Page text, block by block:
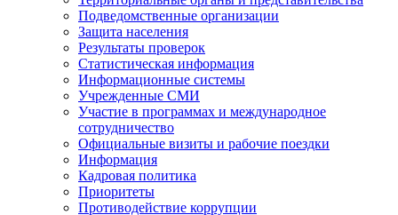
Подведомственные организации
Защита населения
Результаты проверок
Статистическая информация
Информационные системы
Учрежденные СМИ
Участие в программах и международное
сотрудничество
Официальные визиты и рабочие поездки
Информация
Кадровая политика
Приоритеты
Противодействие коррупции